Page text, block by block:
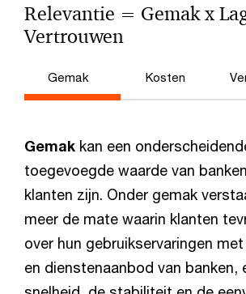
Relevantie = Gemak x
Vertrouwen
Gemak Kosten
Gemak kan een
toegevoegde waarde van
klanten zijn. Onder gemak
meer de mate waarin klanten
over hun gebruikservaringen
en dienstenaanbod van banken,